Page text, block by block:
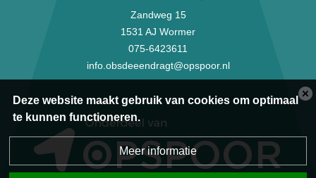
Zandweg 15
1531 AJ Wormer
075-6423611
info.obsdeeendragt@opspoor.nl
Deze website maakt gebruik van cookies om optimaal
te kunnen functioneren.
Meer informatie